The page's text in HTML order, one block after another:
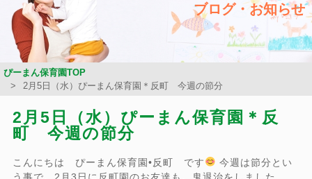
ブログ・お知らせ
ぴーまん保育園TOP
2月5日（水）ぴーまん保育園＊反町 今週の節分
2月5日（水）ぴーまん保育園＊反
町 今週の節分
こんにちは ぴーまん保育園•反町 です
今週は節分とい